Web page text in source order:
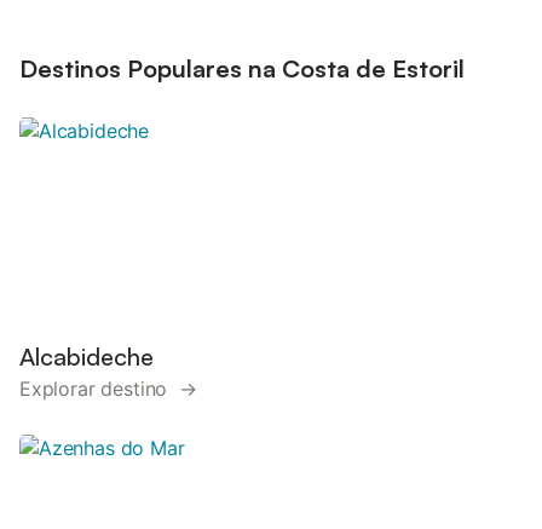
Destinos Populares na Costa de Estoril
Alcabideche
Explorar destino →